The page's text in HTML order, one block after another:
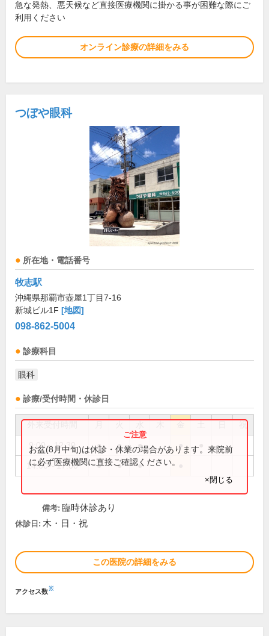
急な発熱、悪天候など直接医療機関に掛かる事が困難な際にご
利用ください
オンライン診療の詳細をみる
つぼや眼科
所在地・電話番号
牧志駅
沖縄県那覇市壺屋1丁目7-16
新城ビル1F [地図]
098-862-5004
診療科目
眼科
診療/受付時間・休診日
祝
9:00～12:30 ● ● ● ●
14:00～17:00 ● ● ●
お盆(8月中旬)は休診・休業の場合があります。来院前
に必ず医療機関に直接ご確認ください。
×閉じる
備考: 臨時休診あり
休診日: 木・日・祝
この医院の詳細をみる
アクセス数※